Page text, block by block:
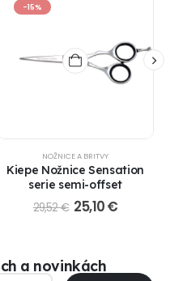
-15%
NOŽNICE A BRITVY
Kiepe Nožnice Sensation
serie semi-offset
29,52€ 25,10€
a novinkách